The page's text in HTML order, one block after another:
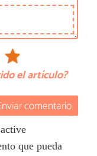
el artículo?
comentario
que pueda